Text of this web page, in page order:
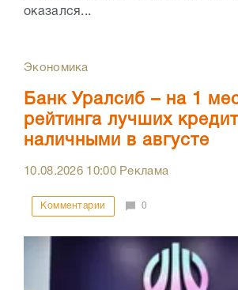
оказался...
Экономика
Банк Уралсиб – на 1
рейтинга лучших
наличными в августе
10.08.2026 10:00Реклама
Комментарии 0